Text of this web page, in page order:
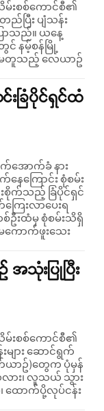
မ်းစစ်ကောင်စီ၏
ပြီး ပျံသန်း
။ ယနေ့
င် နမ့်စန်မြို့
းမတူသည့် လေယာဥ်
းခြံပိုင်ရှင်ထံ
အောက်ခံ နား
ေကြောင်း စုံစမ်း
ြေးလာပေးရ
စ်ဦးထံမှ စုံစမ်းသိရှိ
သုံးပြုပြီး
မ်းစစ်ကောင်စီ၏
ျား ဆောင်ရွက်
း၊ လူသယ် သွား
ထောက်ပို့လုပ်ငန်း